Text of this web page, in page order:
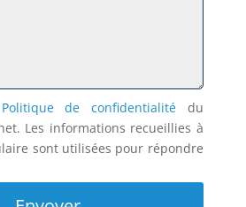
Politique de confidentialitédu
Les informations recueillies à
sont utilisées pour répondre